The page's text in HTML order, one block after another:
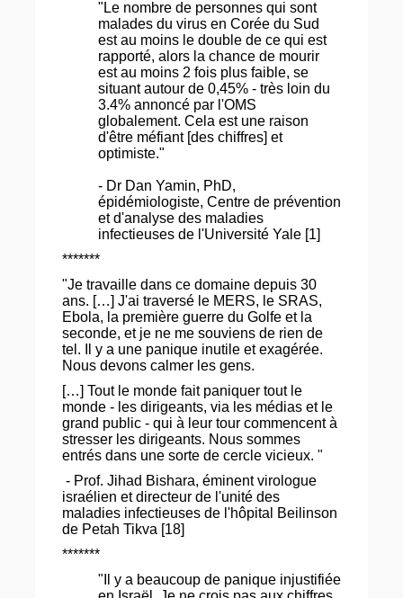
"Le nombre de personnes qui sont
malades du virus en Corée du Sud
est au moins le double de ce qui est
rapporté, alors la chance de mourir
est au moins 2 fois plus faible, se
situant autour de 0,45% - très loin du
3.4% annoncé par l'OMS
globalement. Cela est une raison
d'être méfiant [des chiffres] et
optimiste."
- Dr Dan Yamin, PhD,
épidémiologiste, Centre de prévention
et d'analyse des maladies
infectieuses de l'Université Yale [1]
*******
"Je travaille dans ce domaine depuis 30
ans. […] J'ai traversé le MERS, le SRAS,
Ebola, la première guerre du Golfe et la
seconde, et je ne me souviens de rien de
tel. Il y a une panique inutile et exagérée.
Nous devons calmer les gens.
[…] Tout le monde fait paniquer tout le
monde - les dirigeants, via les médias et le
grand public - qui à leur tour commencent à
stresser les dirigeants. Nous sommes
entrés dans une sorte de cercle vicieux. "
- Prof. Jihad Bishara, éminent virologue
israélien et directeur de l'unité des
maladies infectieuses de l'hôpital Beilinson
de Petah Tikva [18]
*******
"Il y a beaucoup de panique injustifiée